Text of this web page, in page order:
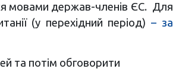
мовами держав-членів ЄС. Для
(у перехідний період) – за
та потім обговорити